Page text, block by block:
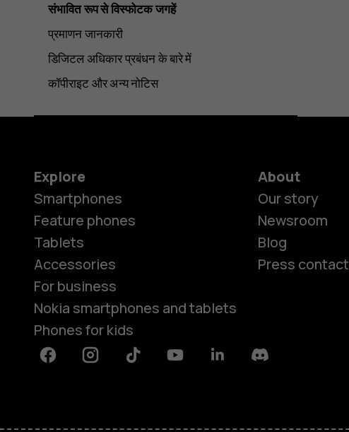
संभावित रूप से विस्फोटक जगहें
प्रमाणन जानकारी
डिजिटल अधिकार प्रबंधन के बारे में
कॉपीराइट और अन्य नोटिस
Explore
Smartphones
Feature phones
Tablets
Accessories
For business
Nokia smartphones and tablets
Phones for kids
About
Our story
Newsroom
Blog
Press contact
FacebookInstagramTiktok YoutubeLinkedinDiscord